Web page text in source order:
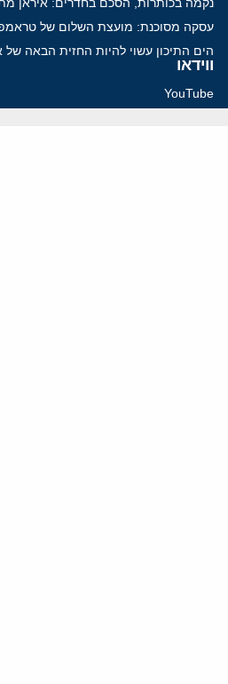
נקמה בכותרות, הסכם בחדרים: איראן
עסקה מסוכנת: מועצת השלום של
הים התיכון עשוי להיות החזית הבאה של
ווידאו
YouTube